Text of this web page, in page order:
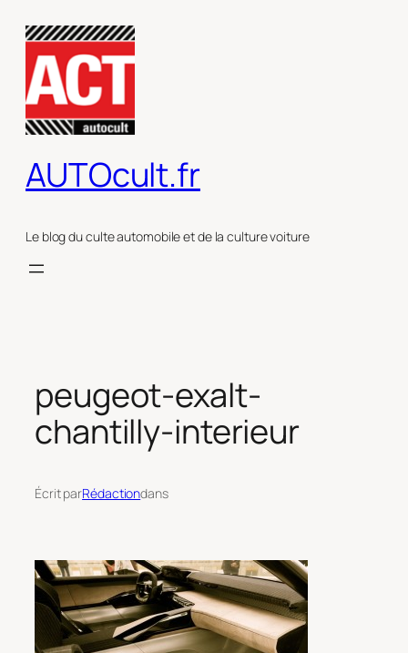
contenu
AUTOcult.fr
Le blog du culte automobile et de la culture voiture
peugeot-exalt-
chantilly-interieur
Écrit parRédactiondans